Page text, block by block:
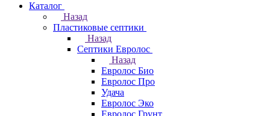
Каталог
Назад
Пластиковые септики
Назад
Септики Евролос
Назад
Евролос Био
Евролос Про
Удача
Евролос Эко
Евролос Грунт